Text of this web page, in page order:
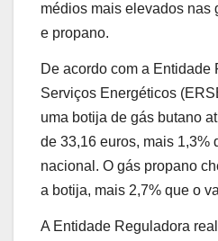
médios mais elevados nas
e propano.
De acordo com a Entidade
Serviços Energéticos
uma botija de gás butano
de 33,16 euros, mais 1,3%
nacional. O gás propano
a botija, mais 2,7% que o
A Entidade Reguladora